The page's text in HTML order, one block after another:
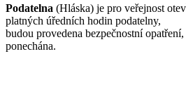
Podatelna (Hláska) je pro veřejnost
platných úředních hodin podatelny,
budou provedena bezpečnostní
ponechána.